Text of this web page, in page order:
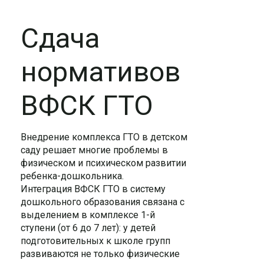
Сдача
нормативов
ВФСК ГТО
Внедрение комплекса ГТО в детском
саду решает многие проблемы в
физическом и психическом развитии
ребенка-дошкольника.
Интеграция ВФСК ГТО в систему
дошкольного образования связана с
выделением в комплексе 1-й
ступени (от 6 до 7 лет): у детей
подготовительных к школе групп
развиваются не только физические